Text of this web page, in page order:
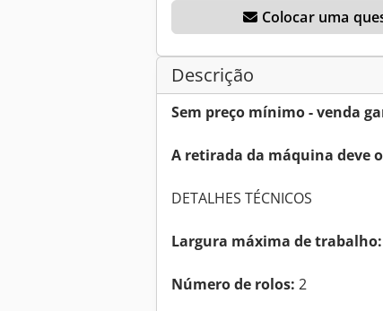
Colocar uma
Descrição
Sem preço mínimo - venda
A retirada da máquina deve
DETALHES TÉCNICOS
Largura máxima de trabalho:
Número de rolos: 2